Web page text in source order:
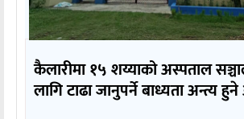
कैलारीमा १५ शय्याको अस्पताल
लागि टाढा जानुपर्ने बाध्यता अन्त्य